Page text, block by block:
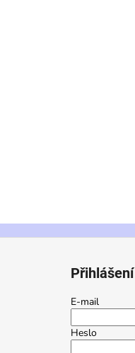
Přihlášení
E-mail
Heslo